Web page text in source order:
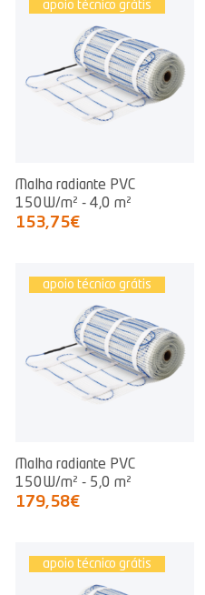
apoio técnico grátis
Malha radiante PVC
150W/m² - 4,0 m²
153,75€
apoio técnico grátis
Malha radiante PVC
150W/m² - 5,0 m²
179,58€
apoio técnico grátis